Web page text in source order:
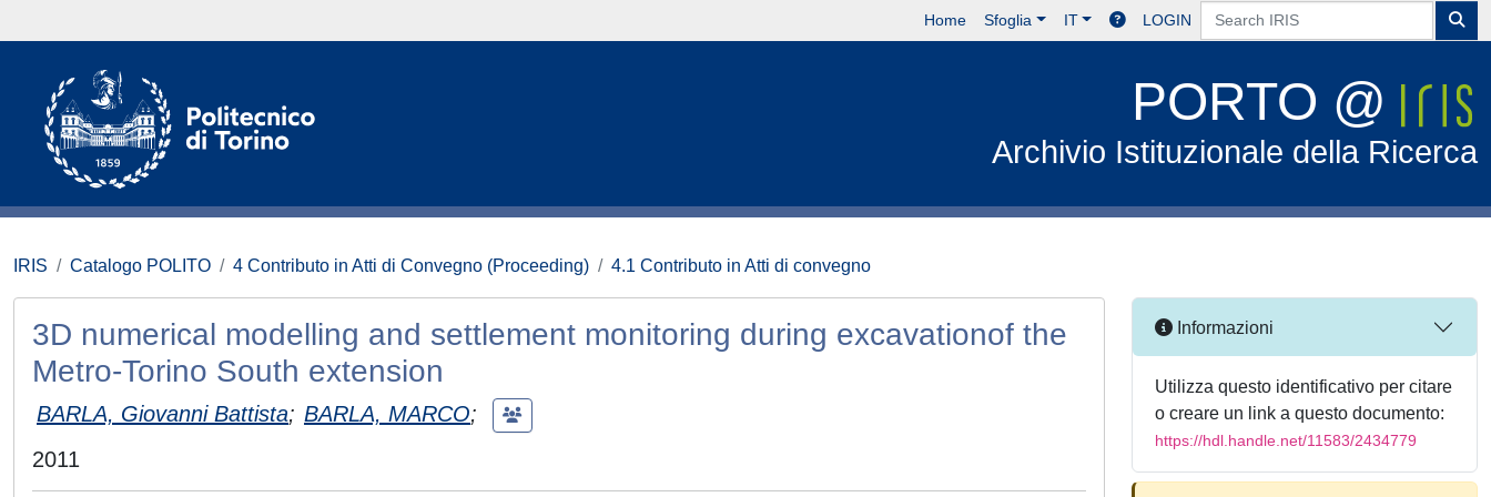
Home Sfoglia IT LOGIN
PORTO @
Archivio Istituzionale della Ricerca
IRIS Catalogo POLITO 4 Contributo in Atti di Convegno (Proceeding) 4.1 Contributo in Atti di convegno
3D numerical modelling and settlement monitoring during excavationof the
Metro-Torino South extension
BARLA, Giovanni Battista; BARLA, MARCO;
2011
Informazioni
Utilizza questo identificativo per citare
o creare un link a questo documento:
https://hdl.handle.net/11583/2434779